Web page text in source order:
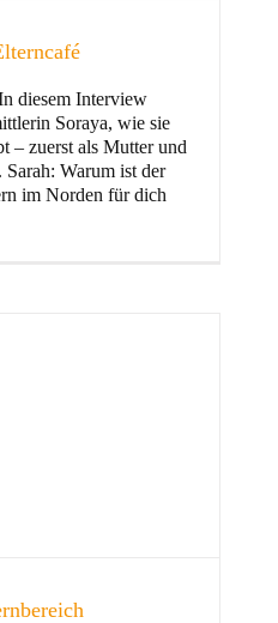
diesem Interview
Soraya, wie sie
– zuerst als Mutter und
Warum ist der
im Norden für dich